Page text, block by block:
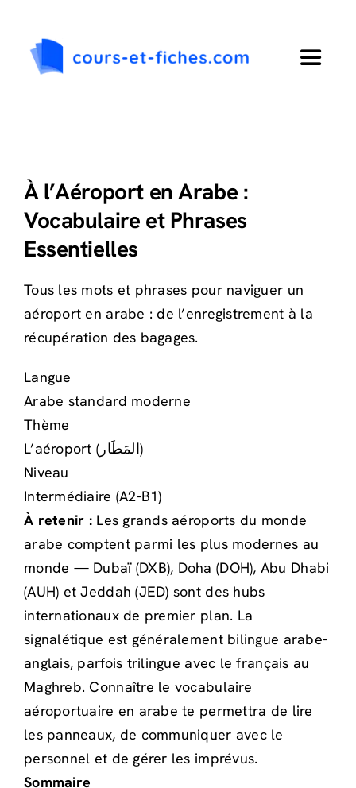
contenu
Toggle
Collège
Langues
À l’Aéroport en Arabe :
Vocabulaire et Phrases
Essentielles
Tous les mots et phrases pour naviguer un
aéroport en arabe : de l’enregistrement à la
récupération des bagages.
Langue
Arabe standard moderne
Thème
L’aéroport (المَطَار)
Niveau
Intermédiaire (A2-B1)
À retenir :Les grands aéroports du monde
arabe comptent parmi les plus modernes au
monde — Dubaï (DXB), Doha (DOH), Abu Dhabi
(AUH) et Jeddah (JED) sont des hubs
internationaux de premier plan. La
signalétique est généralement bilingue arabe-
anglais, parfois trilingue avec le français au
Maghreb. Connaître le vocabulaire
aéroportuaire en arabe te permettra de lire
les panneaux, de communiquer avec le
personnel et de gérer les imprévus.
Sommaire